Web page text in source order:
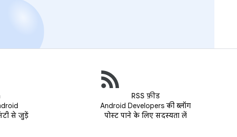
से जुड़ें
RSS फ़ीड
Android Developers की ब्लॉग
पोस्ट पाने के लिए सदस्यता लें